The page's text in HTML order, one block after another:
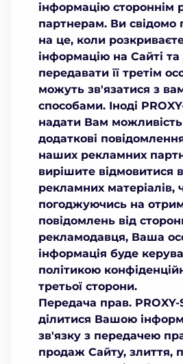
інформацію стороннім
партнерам. Ви свідомо
на це, коли
інформацію на Сайті та
передавати її третім
можуть зв'язатися з
способами. Іноді
надати Вам
додаткові
наших рекламних
вирішите відмовитися
рекламних матеріалів,
погоджуючись на
повідомлень від
рекламодавця, Ваша
інформація буде
політикою
третьої сторони.
Передача прав.
ділитися Вашою
зв'язку з передачею
продаж Сайту, злиття,